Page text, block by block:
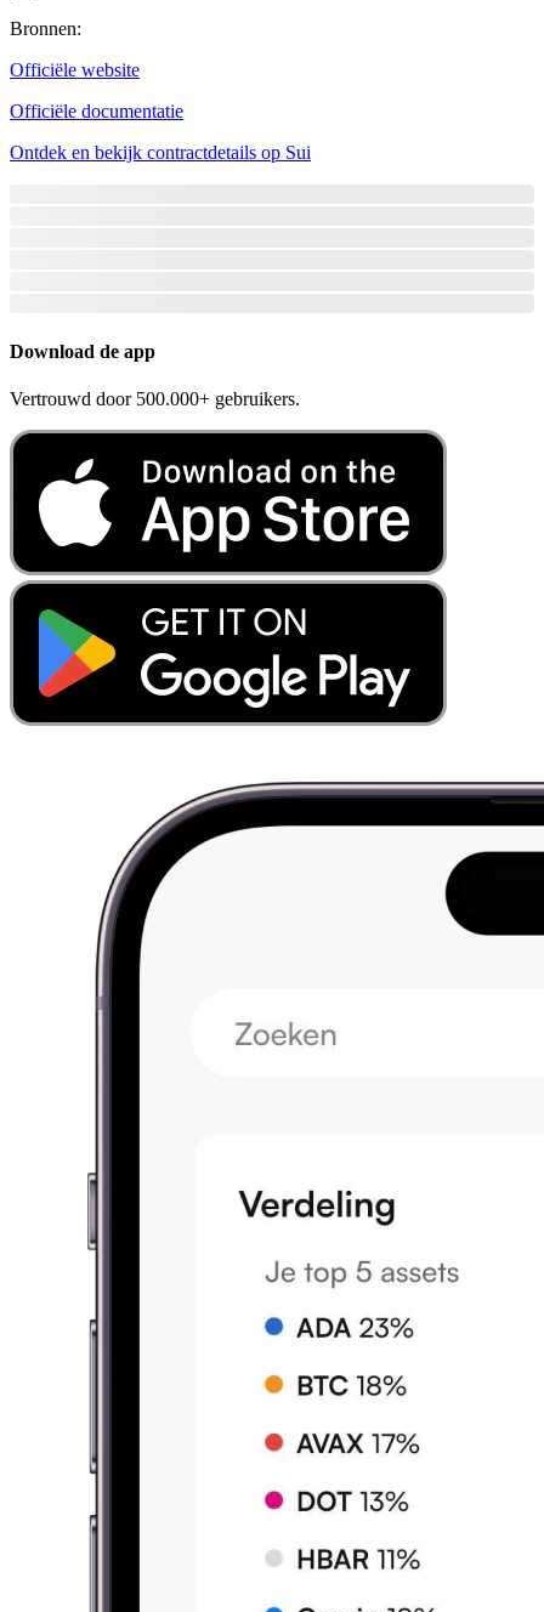
Bronnen:
Officiële website
Officiële documentatie
Ontdek en bekijk contractdetails op Sui
Download de app
Vertrouwd door 500.000+ gebruikers.